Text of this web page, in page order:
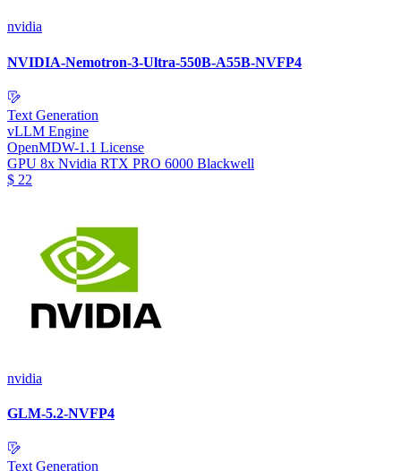
nvidia
NVIDIA-Nemotron-3-Ultra-550B-A55B-NVFP4
Text Generation
vLLM Engine
OpenMDW-1.1 License
GPU 8x Nvidia RTX PRO 6000 Blackwell
$ 22
nvidia
GLM-5.2-NVFP4
Text Generation